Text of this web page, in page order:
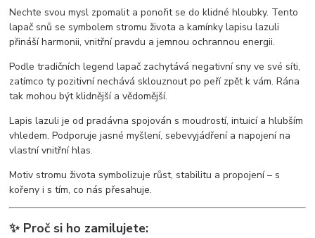
Nechte svou mysl zpomalit a ponořit se do klidné hloubky. Tento
lapač snů se symbolem stromu života a kamínky lapisu lazuli
přináší harmonii, vnitřní pravdu a jemnou ochrannou energii.
Podle tradičních legend lapač zachytává negativní sny ve své síti,
zatímco ty pozitivní nechává sklouznout po peří zpět k vám. Rána
tak mohou být klidnější a vědomější.
Lapis lazuli je od pradávna spojován s moudrostí, intuicí a hlubším
vhledem. Podporuje jasné myšlení, sebevyjádření a napojení na
vlastní vnitřní hlas.
Motiv stromu života symbolizuje růst, stabilitu a propojení – s
kořeny i s tím, co nás přesahuje.
✨ Proč si ho zamilujete: